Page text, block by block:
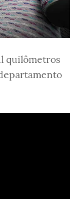
quilômetros